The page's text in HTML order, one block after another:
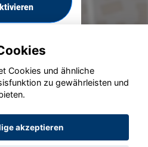
GmbH 2020 - 2026
Cookies und ähnliche
zu gewährleisten und
akzeptieren